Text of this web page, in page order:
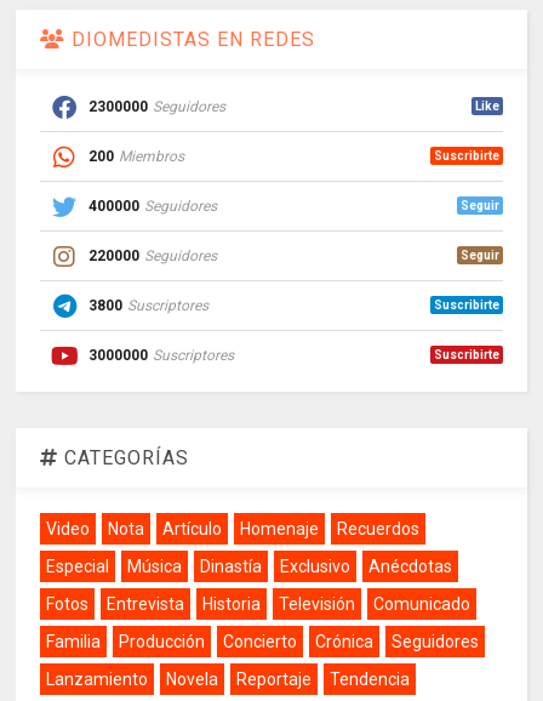
DIOMEDISTAS EN REDES
2300000 Seguidores Like
200 Miembros Suscribirte
400000 Seguidores Seguir
220000 Seguidores Seguir
3800 Suscriptores Suscribirte
3000000 Suscriptores Suscribirte
CATEGORÍAS
Video Nota Artículo Homenaje
Recuerdos
Especial
Música Dinastía Exclusivo
Anécdotas
Fotos
Entrevista Historia Televisión
Comunicado
Familia
Producción Concierto Crónica
Seguidores
Lanzamiento
Novela Reportaje
Tendencia